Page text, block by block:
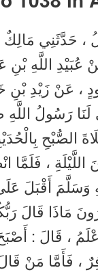
، حَدَّثَنِي
اللَّهِ بْنِ
، عَنْ زَيْدِ بْنِ
رَسُولُ اللَّهِ
الصُّبْحِ
، فَلَمَّا
وَسَلَّمَ أَقْبَلَ
مَاذَا قَالَ
، قَالَ :
، فَأَمَّا مَنْ